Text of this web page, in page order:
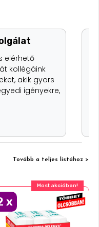
biztosítja,
kézhez,
Tovább a teljes listához >
Most akcióban!
x